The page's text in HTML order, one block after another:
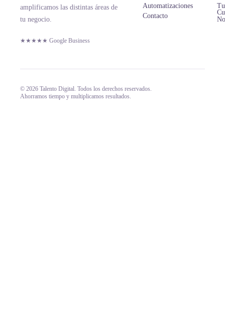
amplificamos las distintas áreas de
tu negocio.
★★★★★ Google Business
Automatizaciones
Contacto
© 2026 Talento Digital. Todos los derechos reservados.
Ahorramos tiempo y multiplicamos resultados.